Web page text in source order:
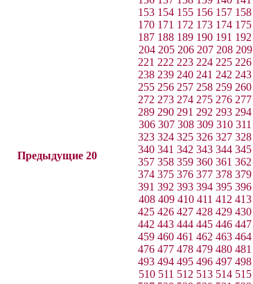
Предыдущие 20
153 154 155 156 157 158
170 171 172 173 174 175
187 188 189 190 191 192
204 205 206 207 208 209
221 222 223 224 225 226
238 239 240 241 242 243
255 256 257 258 259 260
272 273 274 275 276 277
289 290 291 292 293 294
306 307 308 309 310 311
323 324 325 326 327 328
340 341 342 343 344 345
357 358 359 360 361 362
374 375 376 377 378 379
391 392 393 394 395 396
408 409 410 411 412 413
425 426 427 428 429 430
442 443 444 445 446 447
459 460 461 462 463 464
476 477 478 479 480 481
493 494 495 496 497 498
510 511 512 513 514 515